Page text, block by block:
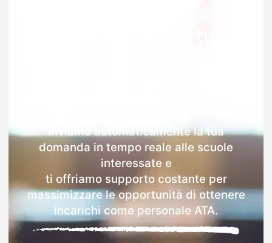
inviamo automaticamente la tua
domanda in tempo reale alle scuole
interessate e
ti offriamo supporto costante per
massimizzare le opportunità di ottenere
incarichi come personale ATA.